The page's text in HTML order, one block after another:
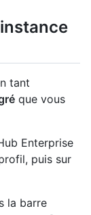
tant
que vous
Enterprise
puis sur
la barre